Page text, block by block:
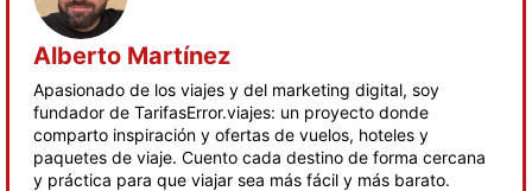
Alberto Martínez
Apasionado de los viajes y del marketing digital, soy
fundador de TarifasError.viajes: un proyecto donde
comparto inspiración y ofertas de vuelos, hoteles y
paquetes de viaje. Cuento cada destino de forma cercana
y práctica para que viajar sea más fácil y más barato.